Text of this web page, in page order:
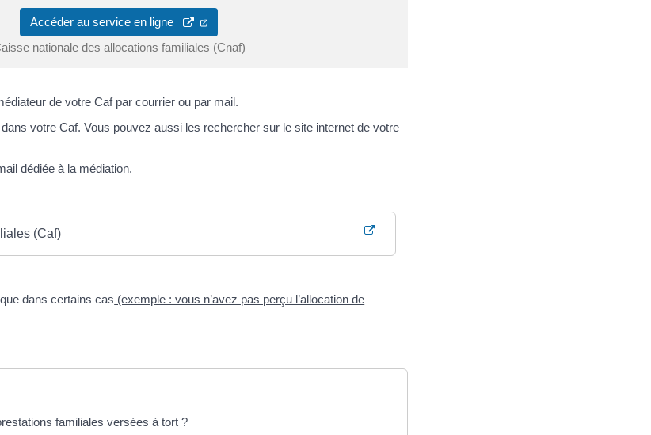
Accéder au service en ligne
nationale des allocations familiales (Cnaf)
de votre Caf par courrier ou par mail.
votre Caf. Vous pouvez aussi les rechercher sur le site internet de votre
dédiée à la médiation.
(Caf)
dans certains cas (exemple : vous n’avez pas perçu l’allocation de
familiales versées à tort ?